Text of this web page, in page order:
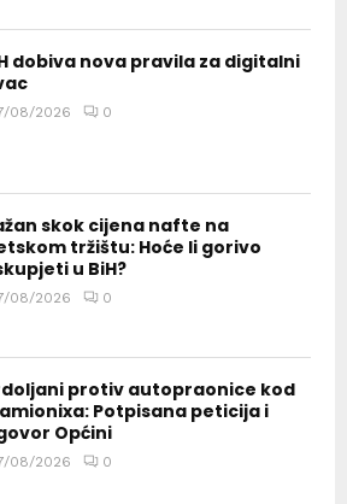
dobiva nova pravila za digitalni
08/2026 0
skok cijena nafte na
tržištu: Hoće li gorivo
u BiH?
08/2026 0
protiv autopraonice kod
Potpisana peticija i
Općini
08/2026 0